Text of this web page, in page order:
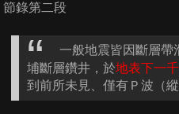
節錄第二段
一般地震皆因斷層帶
埔斷層鑽井，於地表下一
到前所未見、僅有Ｐ波（